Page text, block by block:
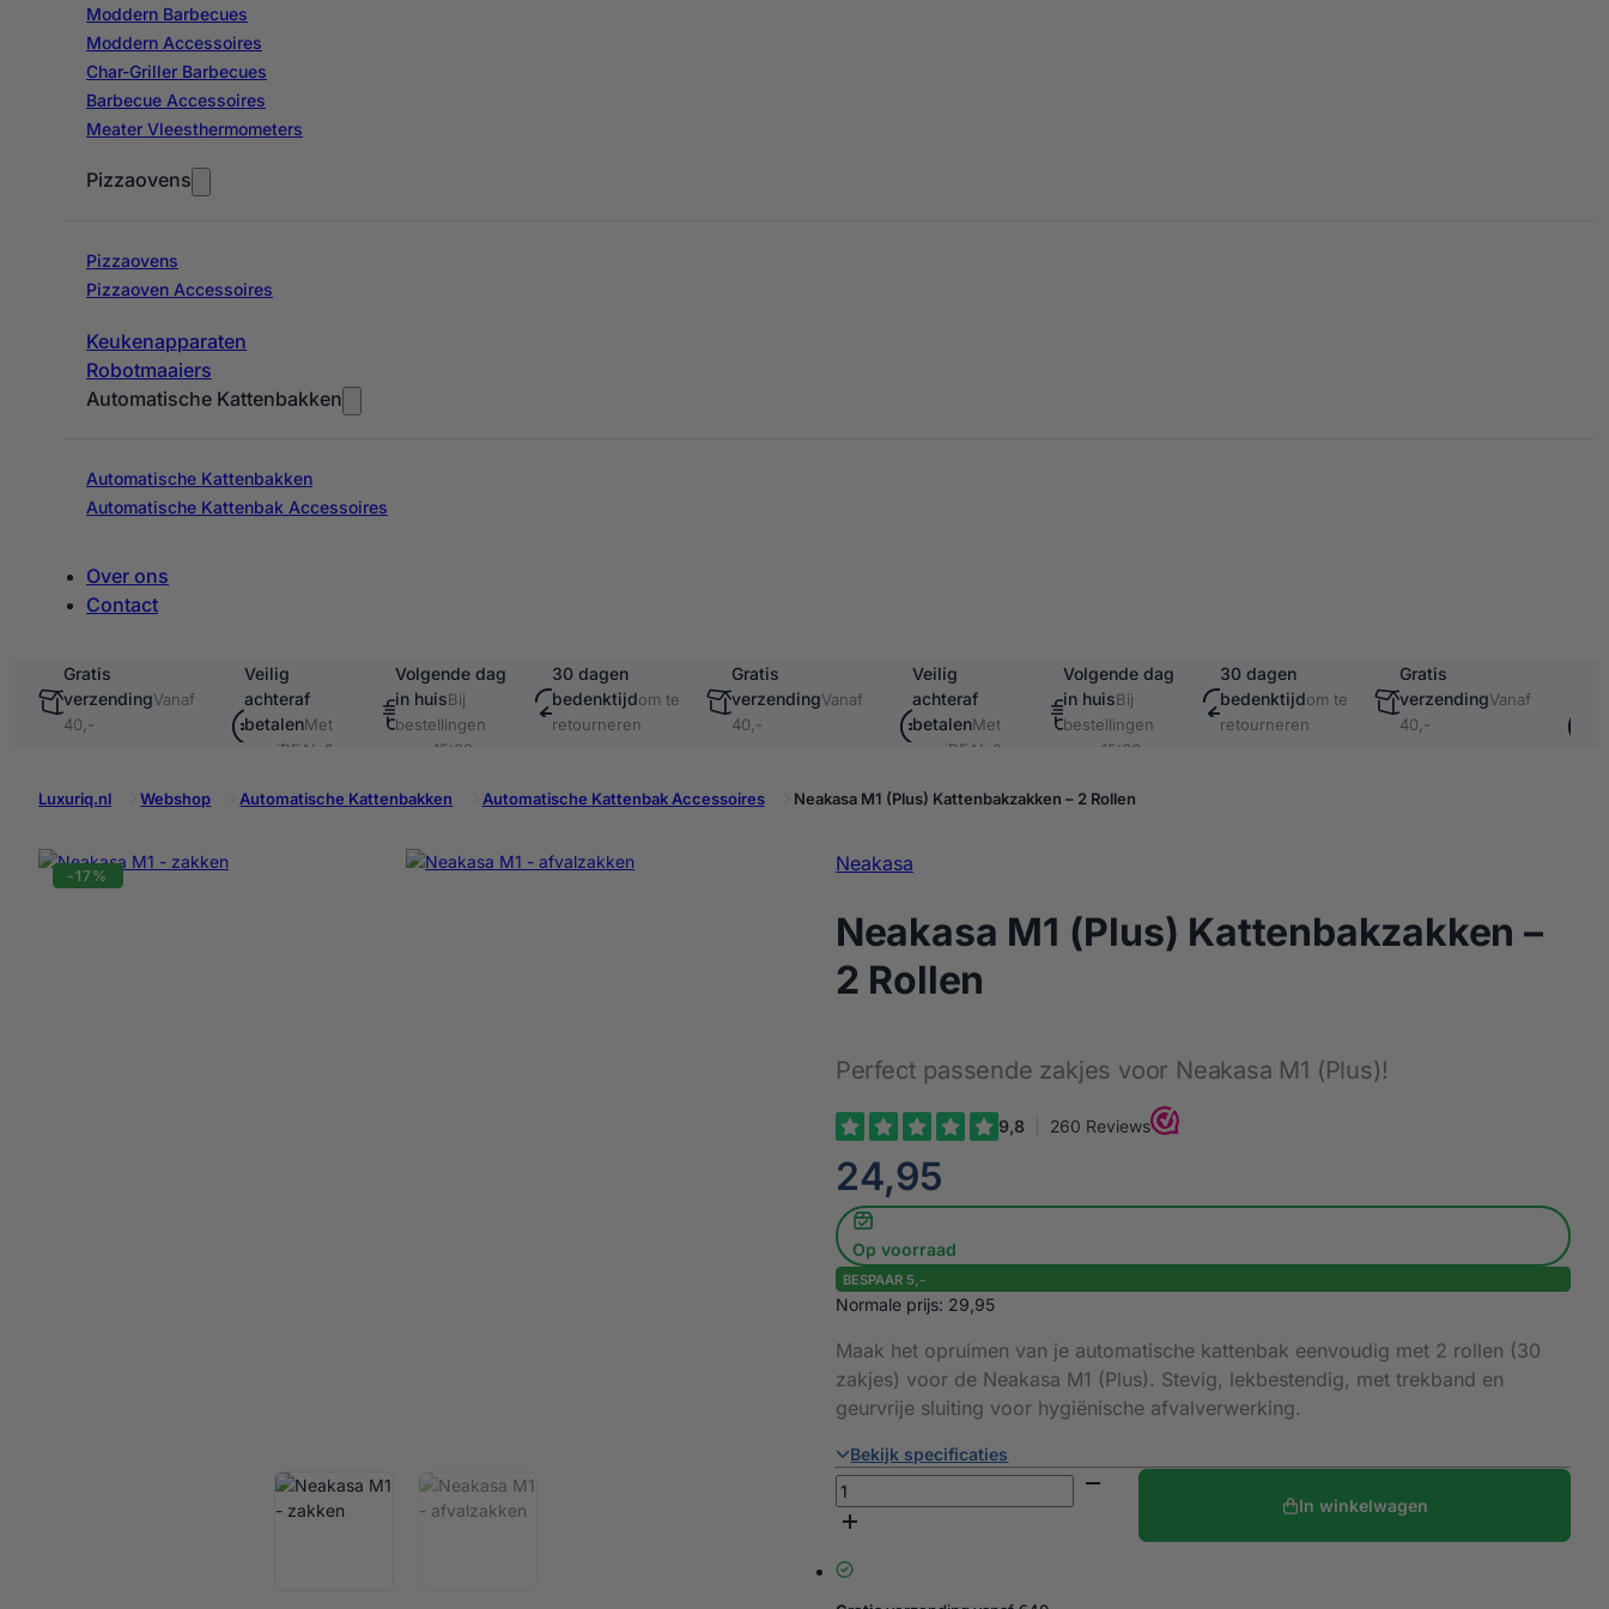
Moddern Barbecues
Moddern Accessoires
Char-Griller Barbecues
Barbecue Accessoires
Meater Vleesthermometers
Pizzaovens
Pizzaovens
Pizzaoven Accessoires
Keukenapparaten
Robotmaaiers
Automatische Kattenbakken
Automatische Kattenbakken
Automatische Kattenbak Accessoires
Over ons
Contact
Gratis
verzendingVanaf
40,-
Veilig
achteraf
betalenMet
o.a. iDEAL &
Volgende dag
in huisBij
bestellingen
voor 15:00
30 dagen
bedenktijdom te
retourneren
Gratis
verzendingVanaf
40,-
Veilig
achteraf
betalenMet
o.a. iDEAL &
Volgende dag
in huisBij
bestellingen
voor 15:00
30 dagen
bedenktijdom te
retourneren
Gratis
verzendingVanaf
40,-
Luxuriq.nl
Webshop Automatische Kattenbakken Automatische Kattenbak Accessoires Neakasa M1 (Plus) Kattenbakzakken – 2 Rollen
-17%
Neakasa
Neakasa M1 (Plus) Kattenbakzakken –
2 Rollen
Perfect passende zakjes voor Neakasa M1 (Plus)!
€
24,95
Op voorraad
BESPAAR 5,-
Normale prijs: 29,95
Maak het opruimen van je automatische kattenbak eenvoudig met 2 rollen (30
zakjes) voor de Neakasa M1 (Plus). Stevig, lekbestendig, met trekband en
geurvrije sluiting voor hygiënische afvalverwerking.
Bekijk specificaties
Neakasa
M1
(Plus)
Kattenbakzakken
-
In winkelwagen